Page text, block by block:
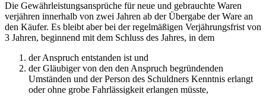
Die Gewährleistungsansprüche für neue und gebrauchte Waren
verjähren innerhalb von zwei Jahren ab der Übergabe der Ware an
den Käufer. Es bleibt aber bei der regelmäßigen Verjährungsfrist von
3 Jahren, beginnend mit dem Schluss des Jahres, in dem
der Anspruch entstanden ist und
der Gläubiger von den den Anspruch begründenden
Umständen und der Person des Schuldners Kenntnis erlangt
oder ohne grobe Fahrlässigkeit erlangen müsste,